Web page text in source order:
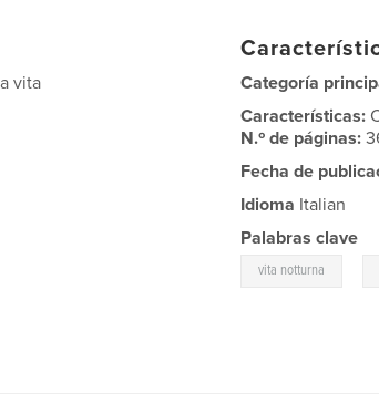
vita
Categoría
Características:
N.º de páginas:
Fecha de
Idioma Italian
Palabras clave
vita notturna